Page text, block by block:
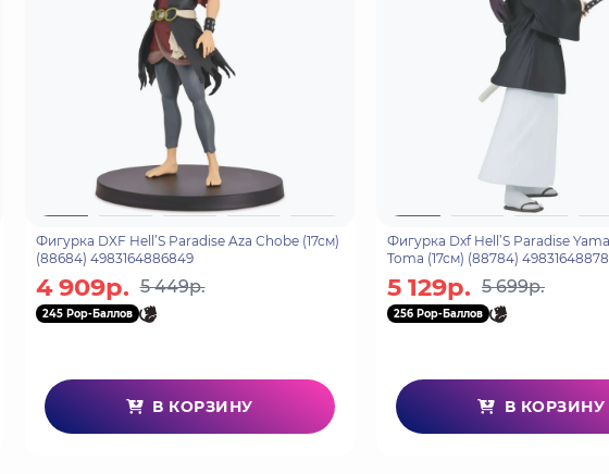
Фигурка DXF Hell’S Paradise Aza Chobe (17см)
(88684) 4983164886849
4 909р. 5 449р.
245 Pop-Баллов
В КОРЗИНУ
Фигурка Dxf Hell’S Paradise
Toma (17см) (88784)
5 129р. 5 699р.
256 Pop-Баллов
В КОРЗИНУ